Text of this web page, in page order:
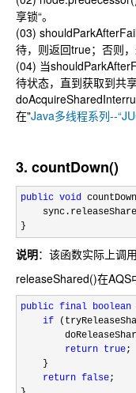
享锁“。
(03)
待，则返回true；否则，
(04) 当
待状态，直到获取到共
在"Java多线程系列--
3. countDown()
public void
}
说明：该函数实际上调
releaseShared()在AQS
public final boolean
if
return true;
    }
return false;